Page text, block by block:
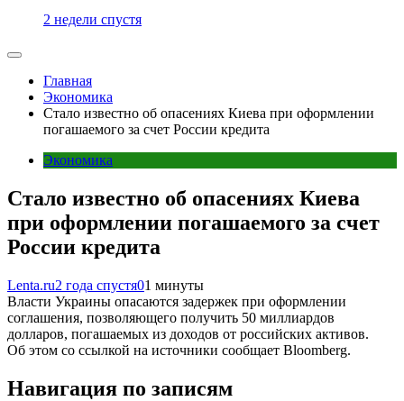
2 недели спустя
Главная
Экономика
Стало известно об опасениях Киева при оформлении
погашаемого за счет России кредита
Экономика
Стало известно об опасениях Киева
при оформлении погашаемого за счет
России кредита
Lenta.ru2 года спустя01 минуты
Власти Украины опасаются задержек при оформлении
соглашения, позволяющего получить 50 миллиардов
долларов, погашаемых из доходов от российских активов.
Об этом со ссылкой на источники сообщает Bloomberg.
Навигация по записям